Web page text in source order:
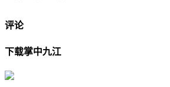
评论
下载掌中九江